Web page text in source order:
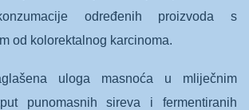
određenih proizvoda s
od kolorektalnog karcinoma.
uloga masnoća u mliječnim
punomasnih sireva i fermentiranih